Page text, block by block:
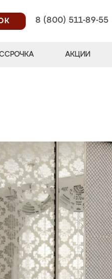
8 (800) 511-89-55
АКЦИИ